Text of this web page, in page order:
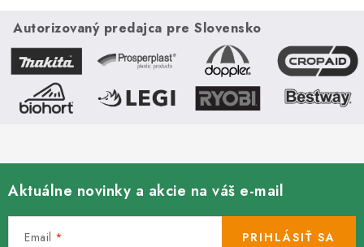
Autorizovaný predajca pre Slovensko
Aktuálne novinky a akcie na váš e-mail
Email PRIHLÁSIŤ SA